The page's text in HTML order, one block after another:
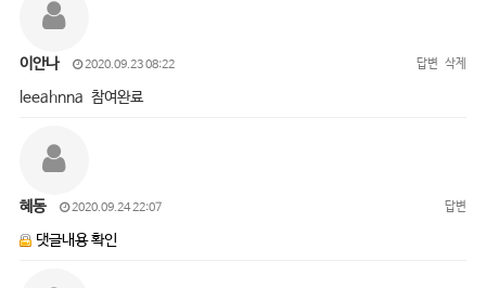
이안나 2020.09.23 08:22 답변 삭제
leeahnna 참여완료
혜동 2020.09.24 22:07 답변
댓글내용 확인